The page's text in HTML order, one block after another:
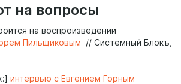
на вопросы
на воспроизведении
Пильщиковым // Системный Блокъ,
интервью с Евгением Горным